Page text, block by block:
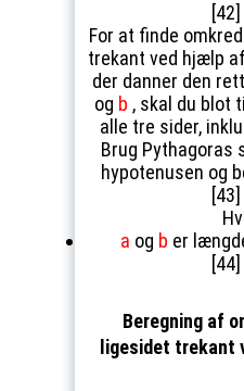
For at finde
trekant ved hjælp
der danner den
og b , skal du blot
alle tre sider,
Brug
hypotenusen og
a og b er
Beregning af
ligesidet trekant